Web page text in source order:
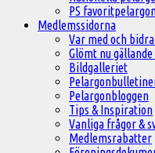
PS
Medlemssidorna
Var med och
Glömt nu
Bildgalleriet
Pelargonbloggen
Tips & Inspiration
Vanliga frågor &
Medlemsrabatter